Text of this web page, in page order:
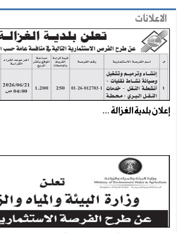
الاعلانات
إعلان بلدية الغزالة ...